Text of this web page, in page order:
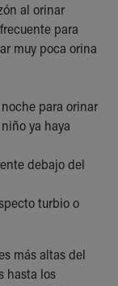
al orinar
para
muy poca orina
para orinar
ya haya
debajo del
turbio o
más altas del
hasta los